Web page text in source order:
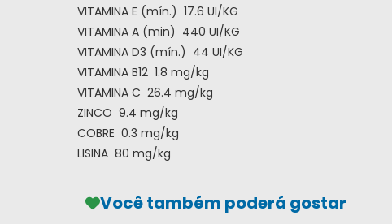
VITAMINA E (mín.) 17.6 UI/KG
VITAMINA A (min) 440 UI/KG
VITAMINA D3 (mín.) 44 UI/KG
VITAMINA B12 1.8 mg/kg
VITAMINA C 26.4 mg/kg
ZINCO 9.4 mg/kg
COBRE 0.3 mg/kg
LISINA 80 mg/kg
Você também poderá gostar